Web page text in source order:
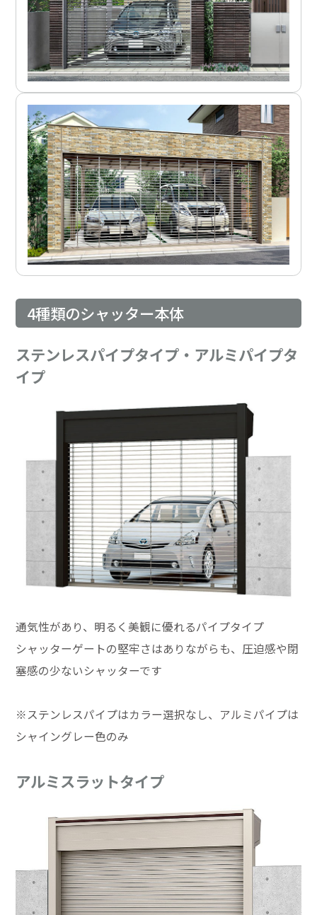
4種類のシャッター本体
ステンレスパイプタイプ・アルミパイプタ
イプ
通気性があり、明るく美観に優れるパイプタイプ
シャッターゲートの堅牢さはありながらも、圧迫感や閉
塞感の少ないシャッターです
※ステンレスパイプはカラー選択なし、アルミパイプは
シャイングレー色のみ
アルミスラットタイプ